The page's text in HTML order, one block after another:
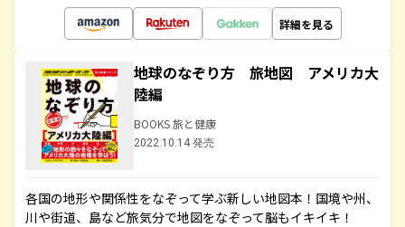
詳細を見る
地球のなぞり方 旅地図 アメリカ大
陸編
BOOKS 旅と健康
2022.10.14 発売
各国の地形や関係性をなぞって学ぶ新しい地図本！国境や州、
川や街道、島など旅気分で地図をなぞって脳もイキイキ！